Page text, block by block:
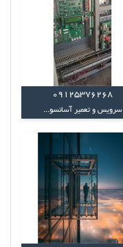
09125376268
سرویس و تعمیر آسانسو...